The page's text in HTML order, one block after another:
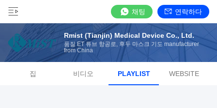
채팅 연락하다
Rmist (Tianjin) Medical Device Co., Ltd.
품질 ET 튜브 항공로, 후두 마스크 기도 manufacturer
from China
집 비디오 PLAYLIST WEBSITE